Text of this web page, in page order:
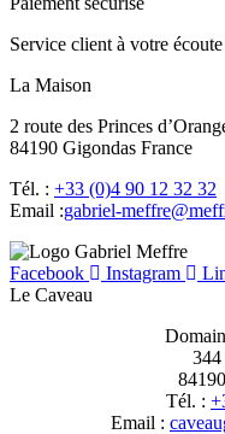
Service client à votre écoute
La Maison
2 route des Princes
84190 Gigondas France
Tél. : +33 (0)4 90 12 32 32
Email :
Facebook Instagram
Le Caveau
344
Tél. :
Email :